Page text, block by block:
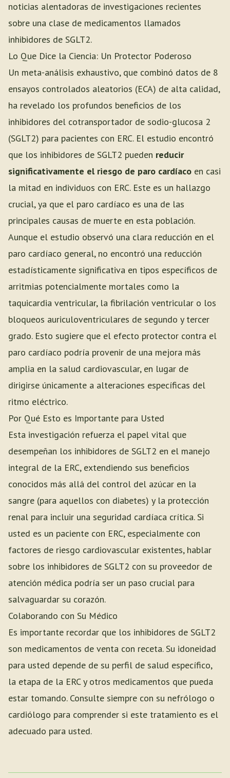
noticias alentadoras de investigaciones recientes
sobre una clase de medicamentos llamados
inhibidores de SGLT2.
Lo Que Dice la Ciencia: Un Protector Poderoso
Un meta-análisis exhaustivo, que combinó datos de 8
ensayos controlados aleatorios (ECA) de alta calidad,
ha revelado los profundos beneficios de los
inhibidores del cotransportador de sodio-glucosa 2
(SGLT2) para pacientes con ERC. El estudio encontró
que los inhibidores de SGLT2 pueden reducir
significativamente el riesgo de paro cardíaco en casi
la mitad en individuos con ERC. Este es un hallazgo
crucial, ya que el paro cardíaco es una de las
principales causas de muerte en esta población.
Aunque el estudio observó una clara reducción en el
paro cardíaco general, no encontró una reducción
estadísticamente significativa en tipos específicos de
arritmias potencialmente mortales como la
taquicardia ventricular, la fibrilación ventricular o los
bloqueos auriculoventriculares de segundo y tercer
grado. Esto sugiere que el efecto protector contra el
paro cardíaco podría provenir de una mejora más
amplia en la salud cardiovascular, en lugar de
dirigirse únicamente a alteraciones específicas del
ritmo eléctrico.
Por Qué Esto es Importante para Usted
Esta investigación refuerza el papel vital que
desempeñan los inhibidores de SGLT2 en el manejo
integral de la ERC, extendiendo sus beneficios
conocidos más allá del control del azúcar en la
sangre (para aquellos con diabetes) y la protección
renal para incluir una seguridad cardíaca crítica. Si
usted es un paciente con ERC, especialmente con
factores de riesgo cardiovascular existentes, hablar
sobre los inhibidores de SGLT2 con su proveedor de
atención médica podría ser un paso crucial para
salvaguardar su corazón.
Colaborando con Su Médico
Es importante recordar que los inhibidores de SGLT2
son medicamentos de venta con receta. Su idoneidad
para usted depende de su perfil de salud específico,
la etapa de la ERC y otros medicamentos que pueda
estar tomando. Consulte siempre con su nefrólogo o
cardiólogo para comprender si este tratamiento es el
adecuado para usted.